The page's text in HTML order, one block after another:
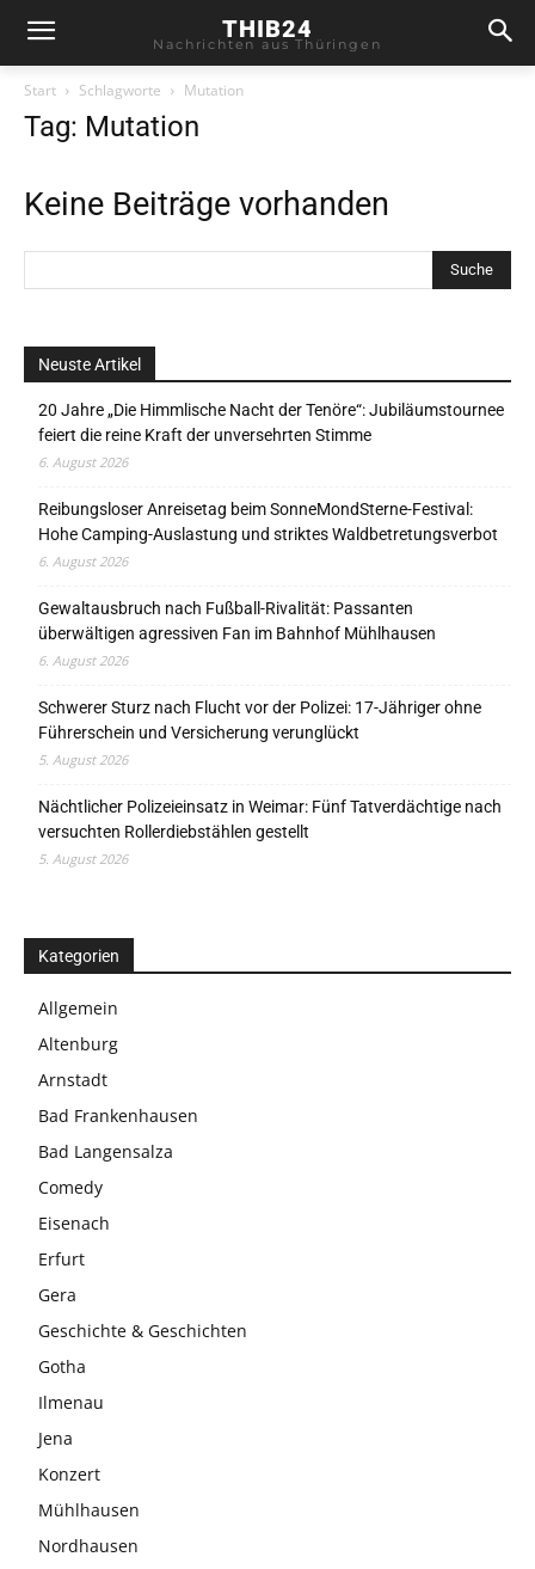
THIB24
Nachrichten aus Thüringen
Start Schlagworte Mutation
Tag: Mutation
Keine Beiträge vorhanden
Neuste Artikel
20 Jahre „Die Himmlische Nacht der Tenöre“: Jubiläumstournee
feiert die reine Kraft der unversehrten Stimme
6. August 2026
Reibungsloser Anreisetag beim SonneMondSterne-Festival:
Hohe Camping-Auslastung und striktes Waldbetretungsverbot
6. August 2026
Gewaltausbruch nach Fußball-Rivalität: Passanten
überwältigen agressiven Fan im Bahnhof Mühlhausen
6. August 2026
Schwerer Sturz nach Flucht vor der Polizei: 17-Jähriger ohne
Führerschein und Versicherung verunglückt
5. August 2026
Nächtlicher Polizeieinsatz in Weimar: Fünf Tatverdächtige nach
versuchten Rollerdiebstählen gestellt
5. August 2026
Kategorien
Allgemein
Altenburg
Arnstadt
Bad Frankenhausen
Bad Langensalza
Comedy
Eisenach
Erfurt
Gera
Geschichte & Geschichten
Gotha
Ilmenau
Jena
Konzert
Mühlhausen
Nordhausen